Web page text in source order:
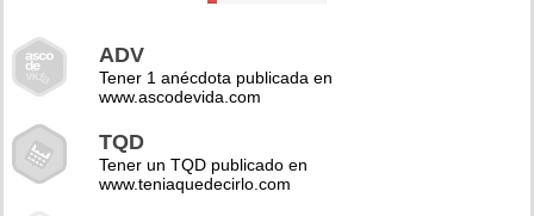
ADV
Tener 1 anécdota publicada en
www.ascodevida.com
TQD
Tener un TQD publicado en
www.teniaquedecirlo.com